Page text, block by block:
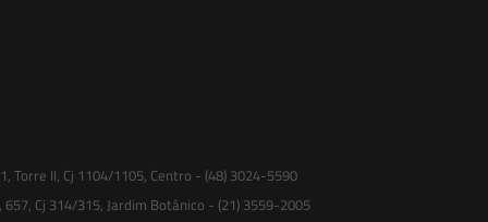
Torre II, Cj 1104/1105, Centro - (48) 3024-5590
657, Cj 314/315, Jardim Botânico - (21) 3559-2005